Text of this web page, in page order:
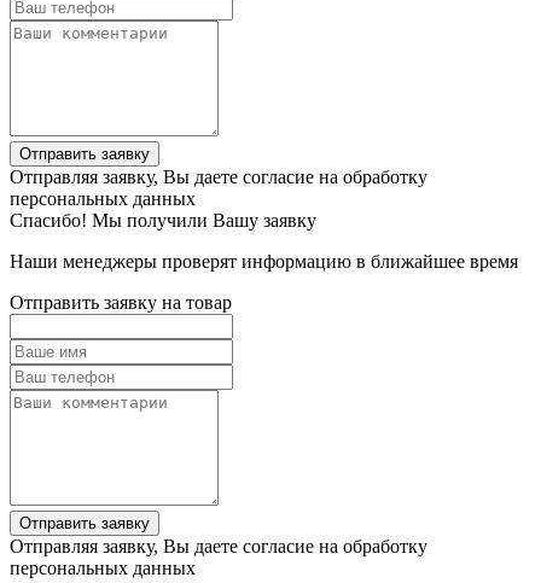
Отправить заявку
Отправляя заявку, Вы даете согласие на обработку
персональных данных
Спасибо! Мы получили Вашу заявку
Наши менеджеры проверят информацию в ближайшее время
Отправить заявку на товар
Отправить заявку
Отправляя заявку, Вы даете согласие на обработку
персональных данных